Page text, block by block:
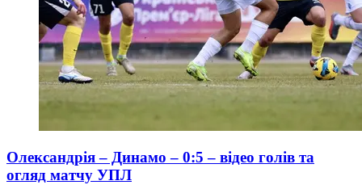
Олександрія – Динамо – 0:5 – відео голів та
огляд матчу УПЛ